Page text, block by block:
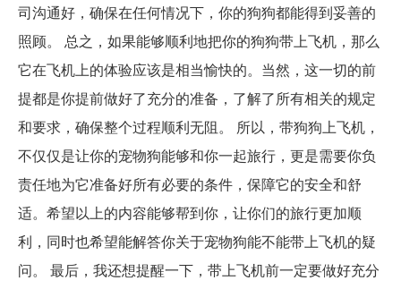
司沟通好，确保在任何情况下，你的狗狗都能得到妥善的
照顾。 总之，如果能够顺利地把你的狗狗带上飞机，那么
它在飞机上的体验应该是相当愉快的。当然，这一切的前
提都是你提前做好了充分的准备，了解了所有相关的规定
和要求，确保整个过程顺利无阻。 所以，带狗狗上飞机，
不仅仅是让你的宠物狗能够和你一起旅行，更是需要你负
责任地为它准备好所有必要的条件，保障它的安全和舒
适。希望以上的内容能够帮到你，让你们的旅行更加顺
利，同时也希望能解答你关于宠物狗能不能带上飞机的疑
问。 最后，我还想提醒一下，带上飞机前一定要做好充分